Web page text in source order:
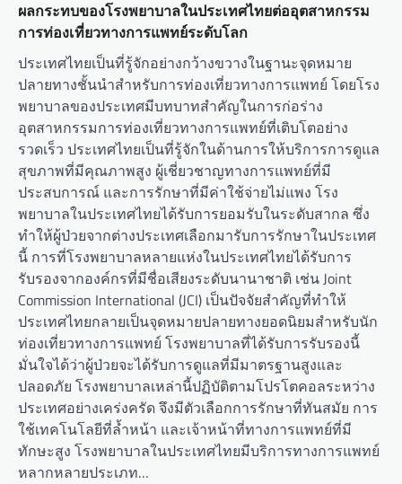
ผลกระทบของโรงพยาบาลในประเทศไทยต่ออุตสาหกรรม
การท่องเที่ยวทางการแพทย์ระดับโลก
ประเทศไทยเป็นที่รู้จักอย่างกว้างขวางในฐานะจุดหมาย
ปลายทางชั้นนำสำหรับการท่องเที่ยวทางการแพทย์ โดยโรง
พยาบาลของประเทศมีบทบาทสำคัญในการก่อร่าง
อุตสาหกรรมการท่องเที่ยวทางการแพทย์ที่เติบโตอย่าง
รวดเร็ว ประเทศไทยเป็นที่รู้จักในด้านการให้บริการการดูแล
สุขภาพที่มีคุณภาพสูง ผู้เชี่ยวชาญทางการแพทย์ที่มี
ประสบการณ์ และการรักษาที่มีค่าใช้จ่ายไม่แพง โรง
พยาบาลในประเทศไทยได้รับการยอมรับในระดับสากล ซึ่ง
ทำให้ผู้ป่วยจากต่างประเทศเลือกมารับการรักษาในประเทศ
นี้ การที่โรงพยาบาลหลายแห่งในประเทศไทยได้รับการ
รับรองจากองค์กรที่มีชื่อเสียงระดับนานาชาติ เช่น Joint
Commission International (JCI) เป็นปัจจัยสำคัญที่ทำให้
ประเทศไทยกลายเป็นจุดหมายปลายทางยอดนิยมสำหรับนัก
ท่องเที่ยวทางการแพทย์ โรงพยาบาลที่ได้รับการรับรองนี้
มั่นใจได้ว่าผู้ป่วยจะได้รับการดูแลที่มีมาตรฐานสูงและ
ปลอดภัย โรงพยาบาลเหล่านี้ปฏิบัติตามโปรโตคอลระหว่าง
ประเทศอย่างเคร่งครัด จึงมีตัวเลือกการรักษาที่ทันสมัย การ
ใช้เทคโนโลยีที่ล้ำหน้า และเจ้าหน้าที่ทางการแพทย์ที่มี
ทักษะสูง โรงพยาบาลในประเทศไทยมีบริการทางการแพทย์
หลากหลายประเภท…